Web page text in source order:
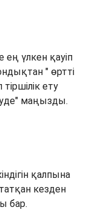
ең үлкен қауіп
" өртті
ету
маңызды.
қалпына
кезден
бар.